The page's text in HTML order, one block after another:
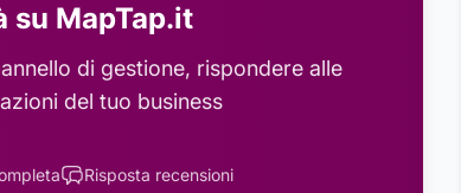
su MapTap.it
di gestione, rispondere alle
del tuo business
Risposta recensioni